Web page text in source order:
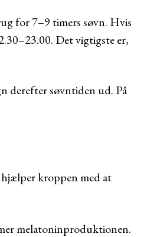
for 7–9 timers søvn. Hvis
Det vigtigste er,
derefter søvntiden ud. På
kroppen med at
melatoninproduktionen.